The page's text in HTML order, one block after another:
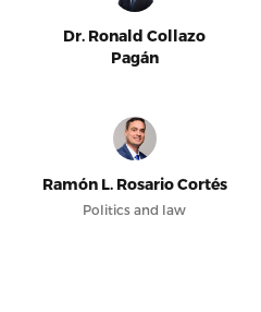
Dr. Ronald Collazo
Pagán
Ramón L. Rosario Cortés
Politics and law